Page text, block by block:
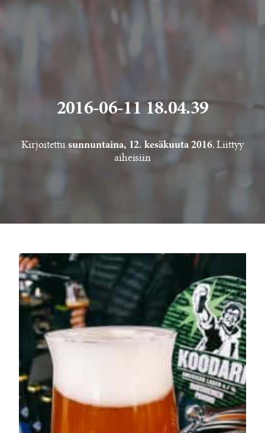
2016-06-11 18.04.39
Kirjoitettusunnuntaina, 12. kesäkuuta 2016. Liittyy
aiheisiin